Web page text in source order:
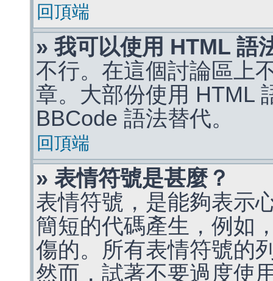
回頂端
» 我可以使用 HTML 語
不行。在這個討論區上
章。大部份使用 HTML
BBCode 語法替代。
回頂端
» 表情符號是甚麼？
表情符號，是能夠表示
簡短的代碼產生，例如
傷的。所有表情符號的
然而，試著不要過度使